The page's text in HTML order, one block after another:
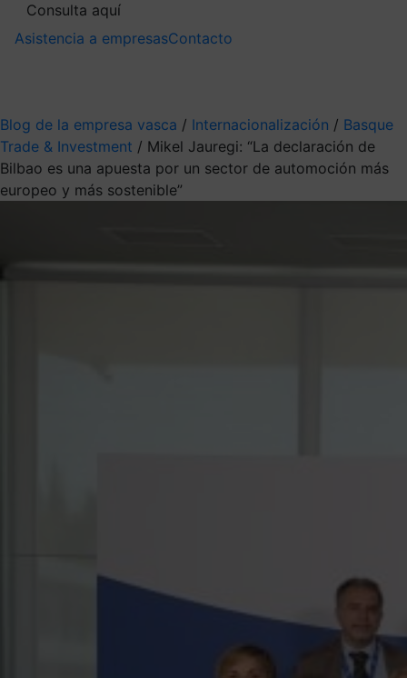
Consulta aquí
Asistencia a empresasContacto
Blog de la empresa vasca / Internacionalización / Basque
Trade & Investment / Mikel Jauregi: “La declaración de
Bilbao es una apuesta por un sector de automoción más
europeo y más sostenible”